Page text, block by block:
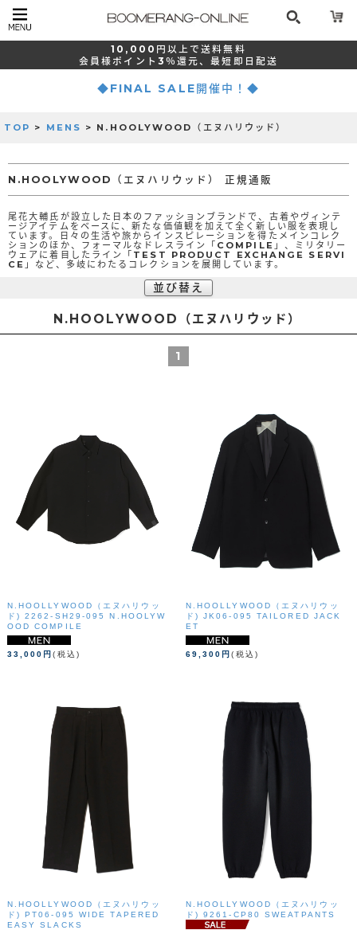
10,000 円以上で送料無料
会員様ポイント 3％還元、最短 即日配送
◆FINAL SALE開催中！◆
TOP > MENS > N.HOOLYWOOD（エヌハリウッド）
N.HOOLYWOOD（エヌハリウッド） 正規通販
尾花大輔氏が設立した日本のファッションブランドで、古着やヴィンテ
ージアイテムをベースに、新たな価値観を加えて全く新しい服を表現し
ています。日々の生活や旅からインスピレーションを得たメインコレク
ションのほか、フォーマルなドレスライン「COMPILE」、ミリタリー
ウェアに着目したライン「TEST PRODUCT EXCHANGE SERVI
CE」など、多岐にわたるコレクションを展開しています。
並び替え
N.HOOLYWOOD（エヌハリウッド）
1
N.HOOLLYWOOD（エヌハリウッ
ド) 2262-SH29-095 N.HOOLYW
OOD COMPILE
33,000円(税込)
N.HOOLLYWOOD（エヌハリウッ
ド) JK06-095 TAILORED JACK
ET
69,300円(税込)
N.HOOLLYWOOD（エヌハリウッ
ド) PT06-095 WIDE TAPERED
EASY SLACKS
N.HOOLLYWOOD（エヌハリウッ
ド) 9261-CP80 SWEATPANTS